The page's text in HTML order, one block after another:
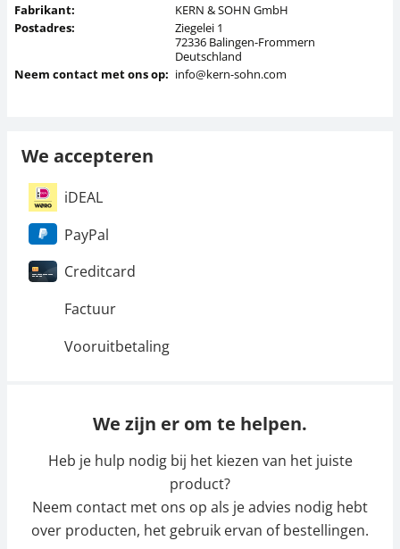
Fabrikant:
KERN & SOHN GmbH
Postadres:
Ziegelei 1
72336 Balingen-Frommern
Deutschland
Neem contact met ons op: info@kern-sohn.com
We accepteren
iDEAL
PayPal
Creditcard
Factuur
Vooruitbetaling
We zijn er om te helpen.
Heb je hulp nodig bij het kiezen van het juiste
product?
Neem contact met ons op als je advies nodig hebt
over producten, het gebruik ervan of bestellingen.